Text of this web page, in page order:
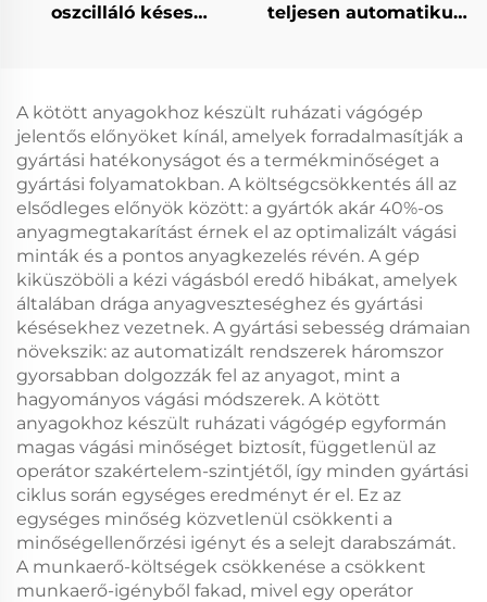
oszcilláló késes
gép
teljesen automatikus
A kötött anyagokhoz készült ruházati vágógép
jelentős előnyöket kínál, amelyek forradalmasítják a
gyártási hatékonyságot és a termékminőséget a
gyártási folyamatokban. A költségcsökkentés áll az
elsődleges előnyök között: a gyártók akár 40%-os
anyagmegtakarítást érnek el az optimalizált vágási
minták és a pontos anyagkezelés révén. A gép
kiküszöböli a kézi vágásból eredő hibákat, amelyek
általában drága anyagveszteséghez és gyártási
késésekhez vezetnek. A gyártási sebesség drámaian
növekszik: az automatizált rendszerek háromszor
gyorsabban dolgozzák fel az anyagot, mint a
hagyományos vágási módszerek. A kötött
anyagokhoz készült ruházati vágógép egyformán
magas vágási minőséget biztosít, függetlenül az
operátor szakértelem-szintjétől, így minden gyártási
ciklus során egységes eredményt ér el. Ez az
egységes minőség közvetlenül csökkenti a
minőségellenőrzési igényt és a selejt darabszámát.
A munkaerő-költségek csökkenése a csökkent
munkaerő-igényből fakad, mivel egy operátor